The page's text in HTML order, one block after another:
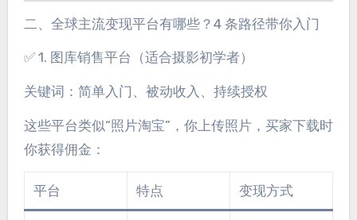
二、全球主流变现平台有哪些？4 条路径带你入门
✅ 1. 图库销售平台（适合摄影初学者）
关键词：简单入门、被动收入、持续授权
这些平台类似“照片淘宝”，你上传照片，买家下载时
你获得佣金：
平台 特点 变现方式